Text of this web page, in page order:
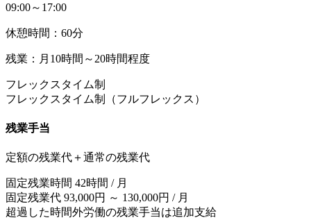
09:00～17:00
休憩時間：60分
残業：月10時間～20時間程度
フレックスタイム制
フレックスタイム制（フルフレックス）
残業手当
定額の残業代＋通常の残業代
固定残業時間 42時間 / 月
固定残業代 93,000円 ～ 130,000円 / 月
超過した時間外労働の残業手当は追加支給